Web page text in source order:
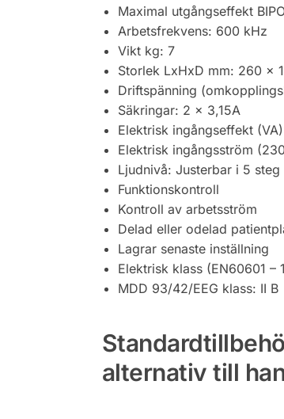
Maximal utgångseffekt
Arbetsfrekvens: 600 kHz
Vikt kg: 7
Storlek LxHxD mm: 260 x
Driftspänning
Säkringar: 2 x 3,15A
Elektrisk ingångseffekt
Elektrisk ingångsström
Ljudnivå: Justerbar i 5
Funktionskontroll
Kontroll av arbetsström
Delad eller odelad
Lagrar senaste inställning
Elektrisk klass (EN60601 –
MDD 93/42/EEG klass: II B
alternativ till